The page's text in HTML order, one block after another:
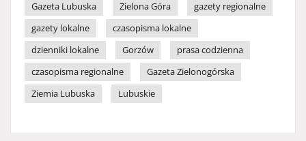
Gazeta Lubuska
Zielona Góra
gazety regionalne
gazety lokalne
czasopisma lokalne
dzienniki lokalne
Gorzów
prasa codzienna
czasopisma regionalne
Gazeta Zielonogórska
Ziemia Lubuska
Lubuskie